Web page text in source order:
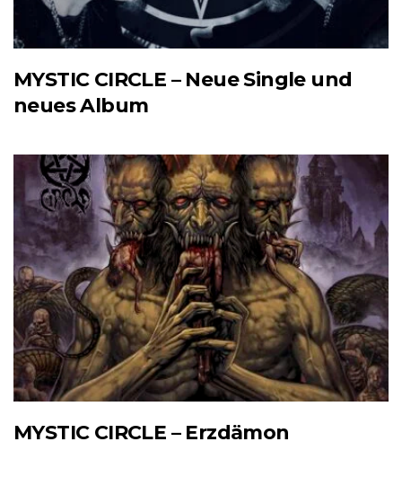
MYSTIC CIRCLE – Neue Single und
neues Album
MYSTIC CIRCLE – Erzdämon